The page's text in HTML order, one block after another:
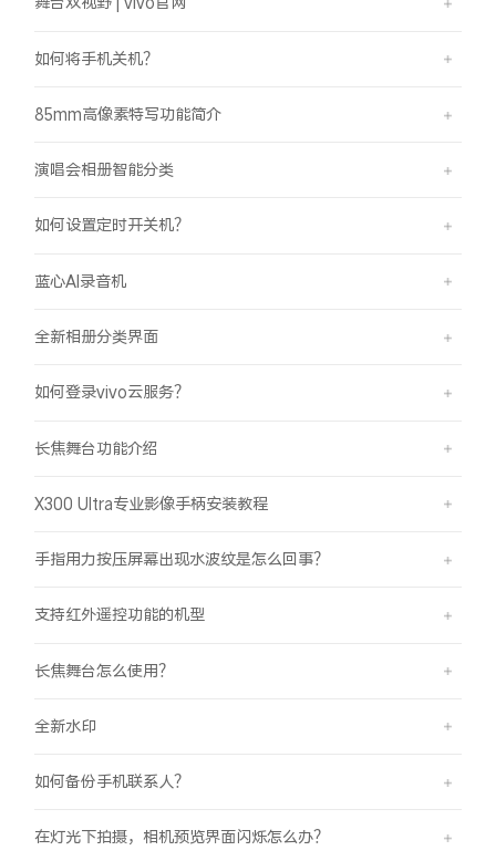
如何将手机关机？
85mm高像素特写功能简介
演唱会相册智能分类
如何设置定时开关机？
蓝心AI录音机
全新相册分类界面
如何登录vivo云服务？
长焦舞台功能介绍
X300 Ultra专业影像手柄安装教程
手指用力按压屏幕出现水波纹是怎么回事？
支持红外遥控功能的机型
长焦舞台怎么使用？
全新水印
如何备份手机联系人？
在灯光下拍摄，相机预览界面闪烁怎么办？